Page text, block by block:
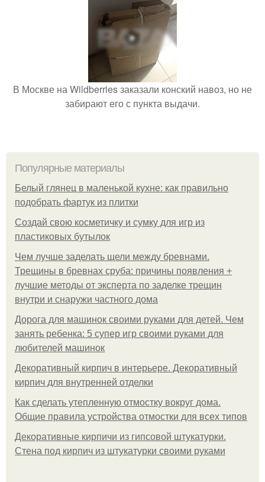
В Москве на Wildberries заказали конский навоз, но не
забирают его с пункта выдачи.
Популярные материалы
Белый глянец в маленькой кухне: как правильно
подобрать фартук из плитки
Создай свою косметичку и сумку для игр из
пластиковых бутылок
Чем лучше заделать щели между бревнами.
Трещины в бревнах сруба: причины появления +
лучшие методы от эксперта по заделке трещин
внутри и снаружи частного дома
Дорога для машинок своими руками для детей. Чем
занять ребенка: 5 супер игр своими руками для
любителей машинок
Декоративный кирпич в интерьере. Декоративный
кирпич для внутренней отделки
Как сделать утепленную отмостку вокруг дома.
Общие правила устройства отмостки для всех типов
Декоративные кирпичи из гипсовой штукатурки.
Стена под кирпич из штукатурки своими руками